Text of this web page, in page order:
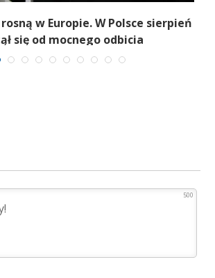
w Europie. W Polsce sierpień
się od mocnego odbicia
500